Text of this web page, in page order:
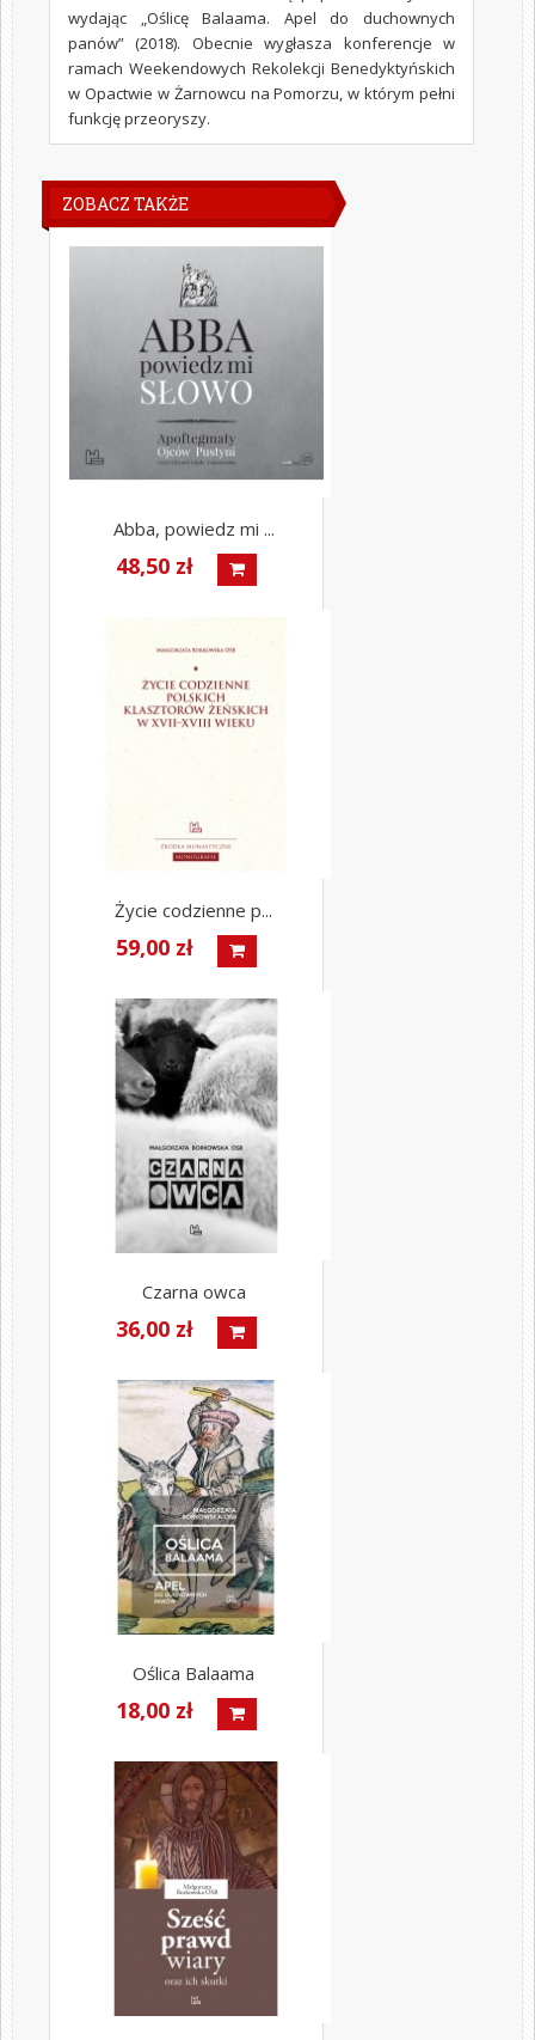
wydając „Oślicę Balaama. Apel do duchownych
panów” (2018). Obecnie wygłasza konferencje w
ramach Weekendowych Rekolekcji Benedyktyńskich
w Opactwie w Żarnowcu na Pomorzu, w którym pełni
funkcję przeoryszy.
ZOBACZ TAKŻE
Abba, powiedz mi ...
48,50 zł
Życie codzienne p...
59,00 zł
Czarna owca
36,00 zł
Oślica Balaama
18,00 zł